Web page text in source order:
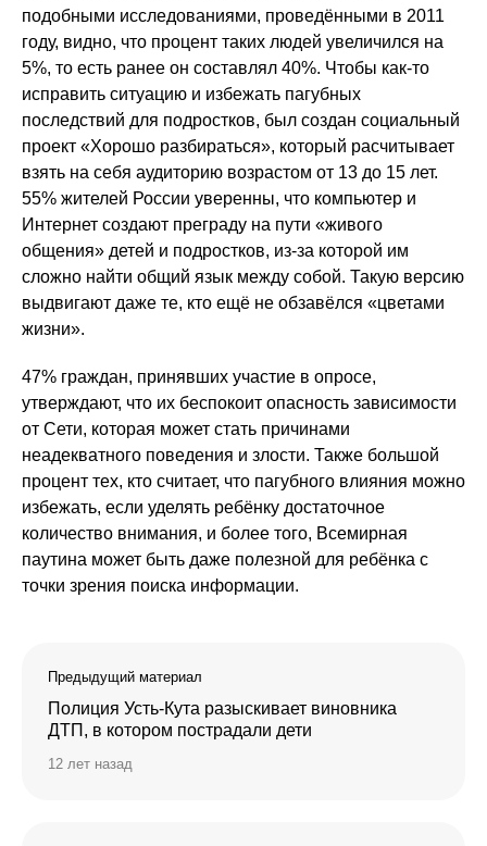
подобными исследованиями, проведёнными в 2011
году, видно, что процент таких людей увеличился на
5%, то есть ранее он составлял 40%. Чтобы как-то
исправить ситуацию и избежать пагубных
последствий для подростков, был создан социальный
проект «Хорошо разбираться», который расчитывает
взять на себя аудиторию возрастом от 13 до 15 лет.
55% жителей России уверенны, что компьютер и
Интернет создают преграду на пути «живого
общения» детей и подростков, из-за которой им
сложно найти общий язык между собой. Такую версию
выдвигают даже те, кто ещё не обзавёлся «цветами
жизни».
47% граждан, принявших участие в опросе,
утверждают, что их беспокоит опасность зависимости
от Сети, которая может стать причинами
неадекватного поведения и злости. Также большой
процент тех, кто считает, что пагубного влияния можно
избежать, если уделять ребёнку достаточное
количество внимания, и более того, Всемирная
паутина может быть даже полезной для ребёнка с
точки зрения поиска информации.
Предыдущий материал
Полиция Усть-Кута разыскивает виновника
ДТП, в котором пострадали дети
12 лет назад